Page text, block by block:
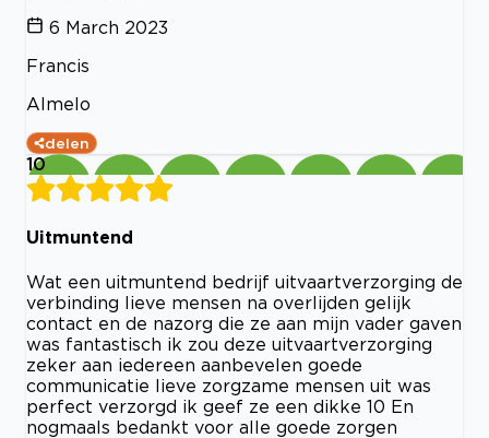
6 March 2023
Francis
Almelo
delen
10
Uitmuntend
Wat een uitmuntend bedrijf uitvaartverzorging de
verbinding lieve mensen na overlijden gelijk
contact en de nazorg die ze aan mijn vader gaven
was fantastisch ik zou deze uitvaartverzorging
zeker aan iedereen aanbevelen goede
communicatie lieve zorgzame mensen uit was
perfect verzorgd ik geef ze een dikke 10 En
nogmaals bedankt voor alle goede zorgen